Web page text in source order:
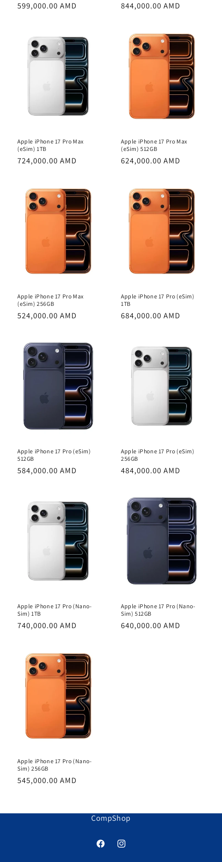
Обычная
599,000.00 AMD
Обычная
844,000.00 AMD
Apple iPhone 17 Pro Max
(eSim) 1TB
Обычная
724,000.00 AMD
Apple iPhone 17 Pro Max
(eSim) 512GB
Обычная
624,000.00 AMD
Apple iPhone 17 Pro Max
(eSim) 256GB
Обычная
524,000.00 AMD
Apple iPhone 17 Pro (eSim)
1TB
Обычная
684,000.00 AMD
Apple iPhone 17 Pro (eSim)
512GB
Обычная
584,000.00 AMD
Apple iPhone 17 Pro (eSim)
256GB
Обычная
484,000.00 AMD
Apple iPhone 17 Pro (Nano-
Sim) 1TB
Обычная
740,000.00 AMD
Apple iPhone 17 Pro (Nano-
Sim) 512GB
Обычная
640,000.00 AMD
Apple iPhone 17 Pro (Nano-
Sim) 256GB
Обычная
545,000.00 AMD
CompShop
FacebookInstagram